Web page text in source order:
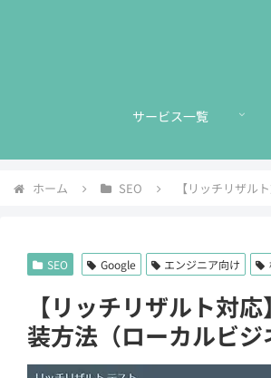
サービス一覧
ホーム SEO 【リッチリザル
SEO Google エンジニア向け
【リッチリザルト対
装方法（ローカルビジ